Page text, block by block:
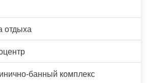
отдыха
банный комплекс